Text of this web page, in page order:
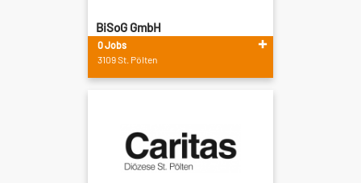
BiSoG GmbH
0 Jobs
3109 St. Pölten